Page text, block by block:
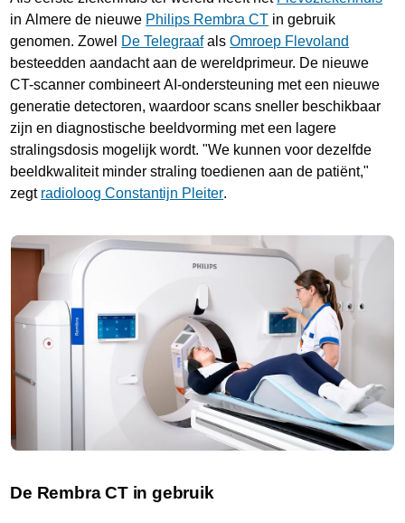
in Almere de nieuwe Philips Rembra CT in gebruik
genomen. Zowel De TelegraafalsOmroep Flevoland
besteedden aandacht aan de wereldprimeur. De nieuwe
CT-scanner combineert AI-ondersteuning met een nieuwe
generatie detectoren, waardoor scans sneller beschikbaar
zijn en diagnostische beeldvorming met een lagere
stralingsdosis mogelijk wordt. "We kunnen voor dezelfde
beeldkwaliteit minder straling toedienen aan de patiënt,"
zegt radioloog Constantijn Pleiter.
De Rembra CT in gebruik